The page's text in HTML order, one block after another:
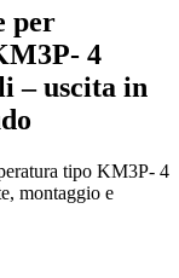
per
4
– uscita in
tipo KM3P- 4
montaggio e